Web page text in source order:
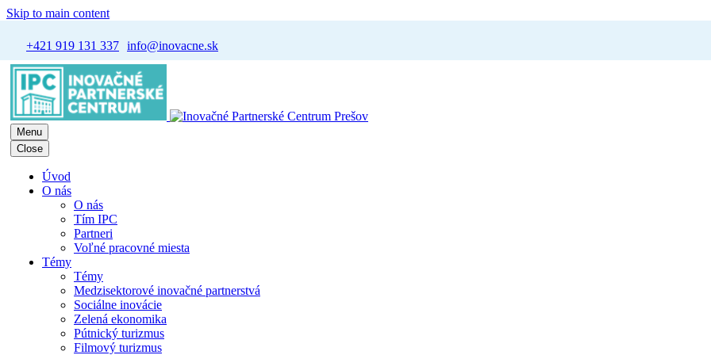
Skip to main content
+421 919 131 337 info@inovacne.sk
Menu
Close
Úvod
O nás
O nás
Tím IPC
Partneri
Voľné pracovné miesta
Témy
Témy
Medzisektorové inovačné partnerstvá
Sociálne inovácie
Zelená ekonomika
Pútnický turizmus
Filmový turizmus